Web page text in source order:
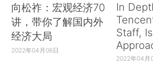
向松祚：宏观经济70
讲，带你了解国内外
经济大局
2022年04月06日
In
Staff, Is
2022年04月